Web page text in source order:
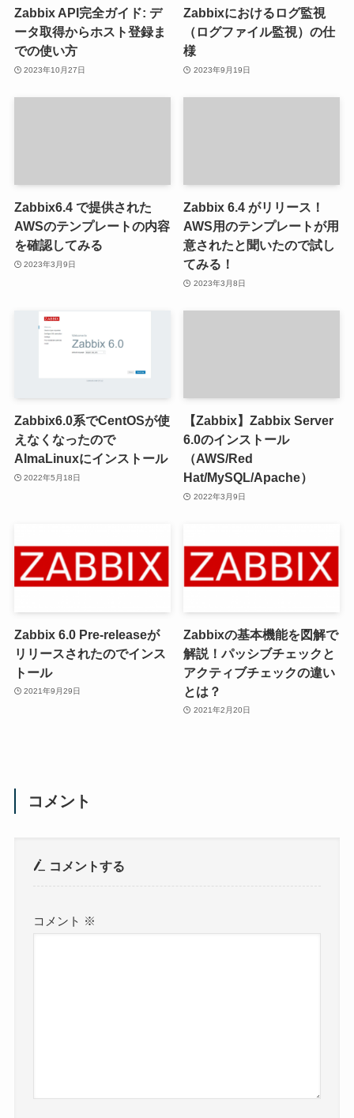
Zabbix API完全ガイド: デ
ータ取得からホスト登録ま
での使い方
2023年10月27日
Zabbixにおけるログ監視
（ログファイル監視）の仕
様
2023年9月19日
Zabbix6.4 で提供された
AWSのテンプレートの内容
を確認してみる
2023年3月9日
Zabbix 6.4 がリリース！
AWS用のテンプレートが用
意されたと聞いたので試し
てみる！
2023年3月8日
Zabbix6.0系でCentOSが使
えなくなったので
AlmaLinuxにインストール
2022年5月18日
【Zabbix】Zabbix Server
6.0のインストール
（AWS/Red
Hat/MySQL/Apache）
2022年3月9日
Zabbix 6.0 Pre-releaseが
リリースされたのでインス
トール
2021年9月29日
Zabbixの基本機能を図解で
解説！パッシブチェックと
アクティブチェックの違い
とは？
2021年2月20日
コメント
コメントする
コメント ※